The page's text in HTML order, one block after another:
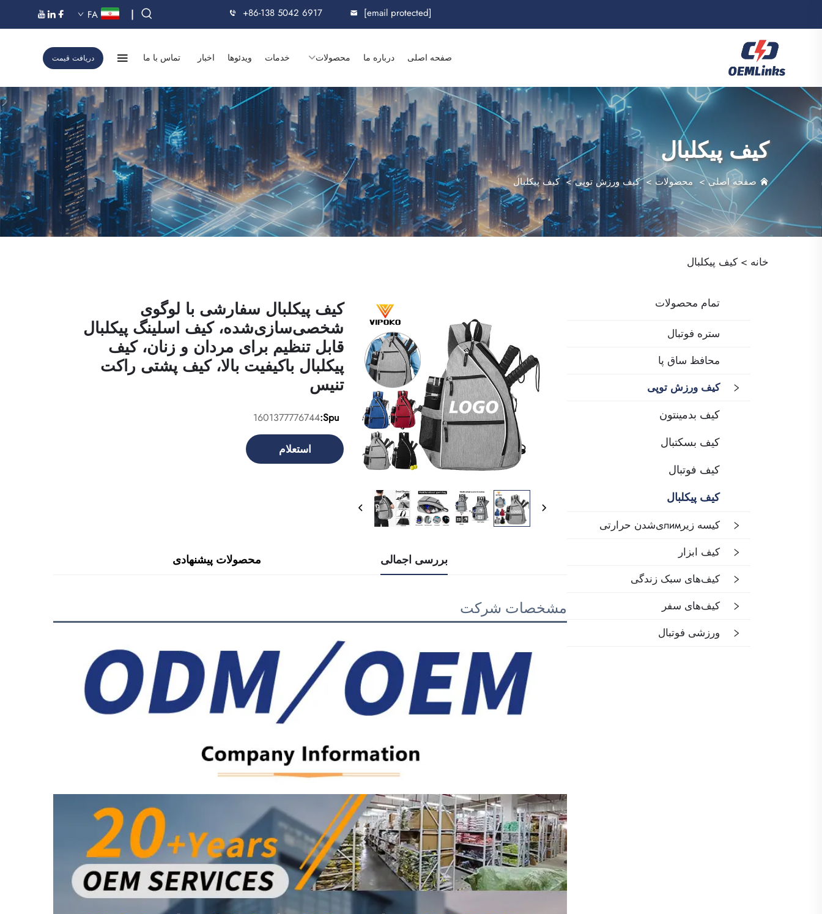
+86-138 5042 6917 [email protected]
|
FA
صفحه اصلی درباره ما محصولات خدمات ویدئوها اخبار تماس با ما دریافت قیمت
کیف پیکلبال
صفحه اصلی> محصولات >کیف ورزش توپی>کیف پیکلبال
خانه > کیف پیکلبال
تمام محصولات
ستره فوتبال
محافظ ساق پا
کیف ورزش توپی
کیف بدمینتون
کیف بسکتبال
کیف فوتبال
کیف پیکلبال
کیسه زیرлимی‌شدن حرارتی
کیف ابزار
کیف‌های سبک زندگی
کیف‌های سفر
ورزشی فوتبال
کیف پیکلبال سفارشی با لوگوی
شخصی‌سازی‌شده، کیف اسلینگ پیکلبال
قابل تنظیم برای مردان و زنان، کیف
پیکلبال باکیفیت بالا، کیف پشتی راکت
تنیس
Spu:
1601377776744
استعلام
بررسی اجمالی محصولات پیشنهادی
مشخصات شرکت